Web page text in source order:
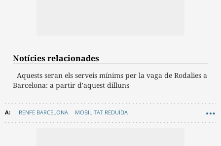
Notícies relacionades
Aquests seran els serveis mínims per la vaga de Rodalies a
Barcelona: a partir d'aquest dilluns
RENFE BARCELONA MOBILITAT REDUÏDA